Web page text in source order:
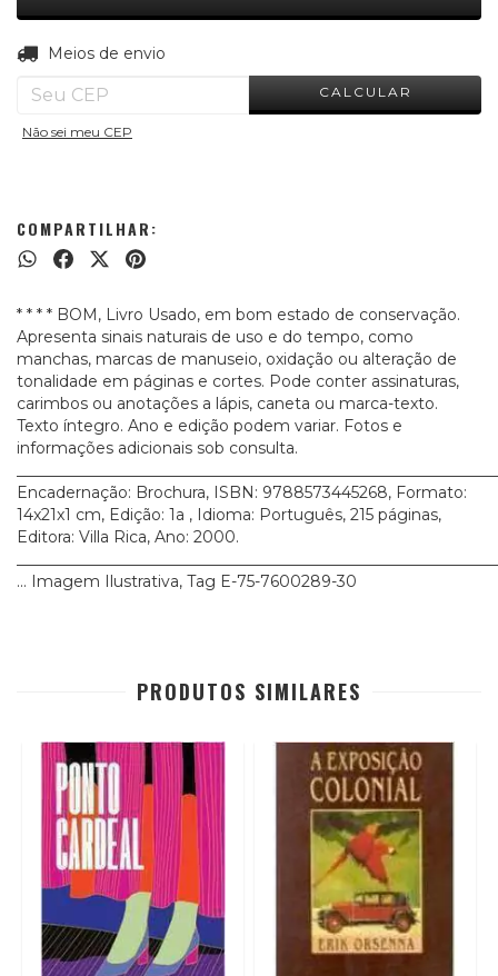
Entregas para o CEP:
Meios de envio
CALCULAR
Não sei meu CEP
COMPARTILHAR:
* * * * BOM, Livro Usado, em bom estado de conservação.
Apresenta sinais naturais de uso e do tempo, como
manchas, marcas de manuseio, oxidação ou alteração de
tonalidade em páginas e cortes. Pode conter assinaturas,
carimbos ou anotações a lápis, caneta ou marca-texto.
Texto íntegro. Ano e edição podem variar. Fotos e
informações adicionais sob consulta.
Encadernação: Brochura, ISBN: 9788573445268, Formato:
14x21x1 cm, Edição: 1a , Idioma: Português, 215 páginas,
Editora: Villa Rica, Ano: 2000.
... Imagem Ilustrativa, Tag E-75-7600289-30
PRODUTOS SIMILARES